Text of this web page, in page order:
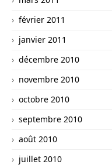
février 2011
janvier 2011
décembre 2010
novembre 2010
octobre 2010
septembre 2010
août 2010
juillet 2010